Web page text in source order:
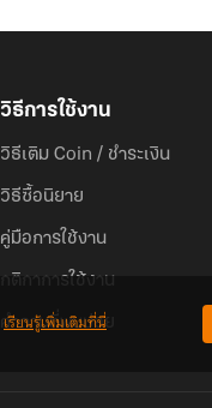
วิธีการใช้งาน
วิธีเติม Coin / ชำระเงิน
วิธีซื้อนิยาย
คู่มือการใช้งาน
กติกาการใช้งาน
คำถามที่พบบ่อย
เรียนรู้เพิ่มเติมที่นี่